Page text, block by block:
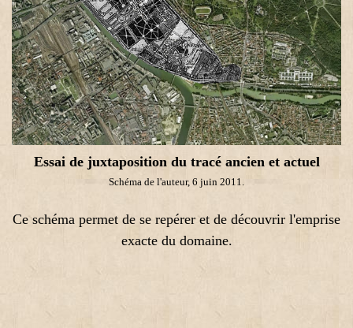
Essai de juxtaposition du tracé ancien et actuel
Schéma de l'auteur, 6 juin 2011.
Ce schéma permet de se repérer et de découvrir l'emprise
exacte du domaine.